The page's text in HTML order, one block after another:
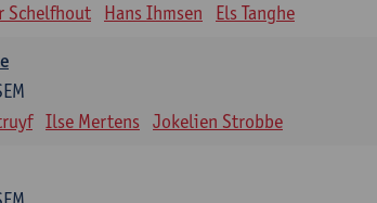
Schelfhout Hans Ihmsen Els Tanghe
Ilse Mertens Jokelien Strobbe